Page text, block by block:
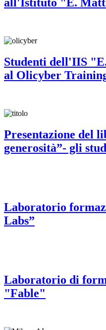
all'Istituto "E.
Studenti dell'IIS
al Olicyber
Presentazione del
generosità”- gli
Laboratorio
Labs”
Laboratorio di
"Fable"